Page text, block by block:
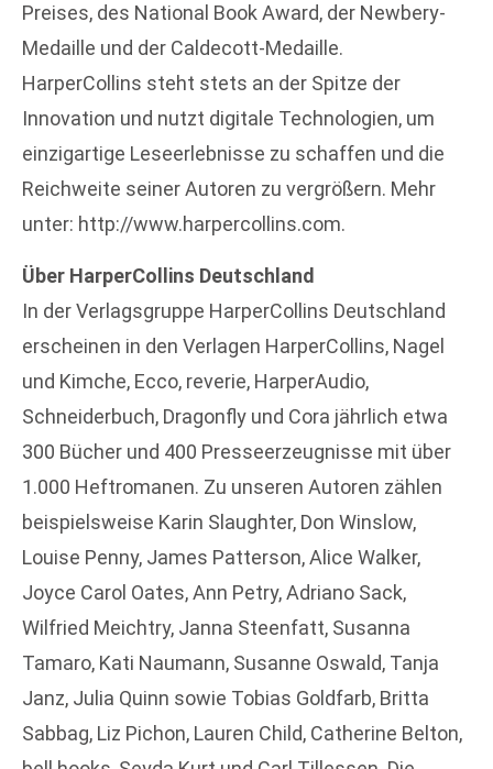
Preises, des National Book Award, der Newbery-
Medaille und der Caldecott-Medaille.
HarperCollins steht stets an der Spitze der
Innovation und nutzt digitale Technologien, um
einzigartige Leseerlebnisse zu schaffen und die
Reichweite seiner Autoren zu vergrößern. Mehr
unter: http://www.harpercollins.com.
Über HarperCollins Deutschland
In der Verlagsgruppe HarperCollins Deutschland
erscheinen in den Verlagen HarperCollins, Nagel
und Kimche, Ecco, reverie, HarperAudio,
Schneiderbuch, Dragonfly und Cora jährlich etwa
300 Bücher und 400 Presseerzeugnisse mit über
1.000 Heftromanen. Zu unseren Autoren zählen
beispielsweise Karin Slaughter, Don Winslow,
Louise Penny, James Patterson, Alice Walker,
Joyce Carol Oates, Ann Petry, Adriano Sack,
Wilfried Meichtry, Janna Steenfatt, Susanna
Tamaro, Kati Naumann, Susanne Oswald, Tanja
Janz, Julia Quinn sowie Tobias Goldfarb, Britta
Sabbag, Liz Pichon, Lauren Child, Catherine Belton,